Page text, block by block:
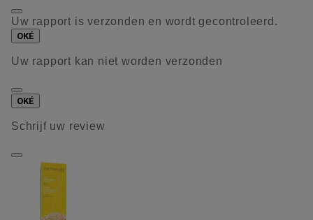
Uw rapport is verzonden en wordt gecontroleerd.
OKÉ
Uw rapport kan niet worden verzonden
OKÉ
Schrijf uw review